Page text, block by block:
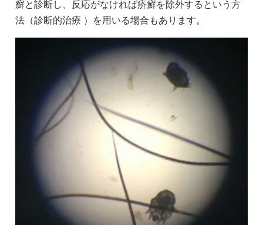
癬と診断し、反応がなければ疥癬を除外するという方
法（診断的治療 ）を用いる場合もあります。